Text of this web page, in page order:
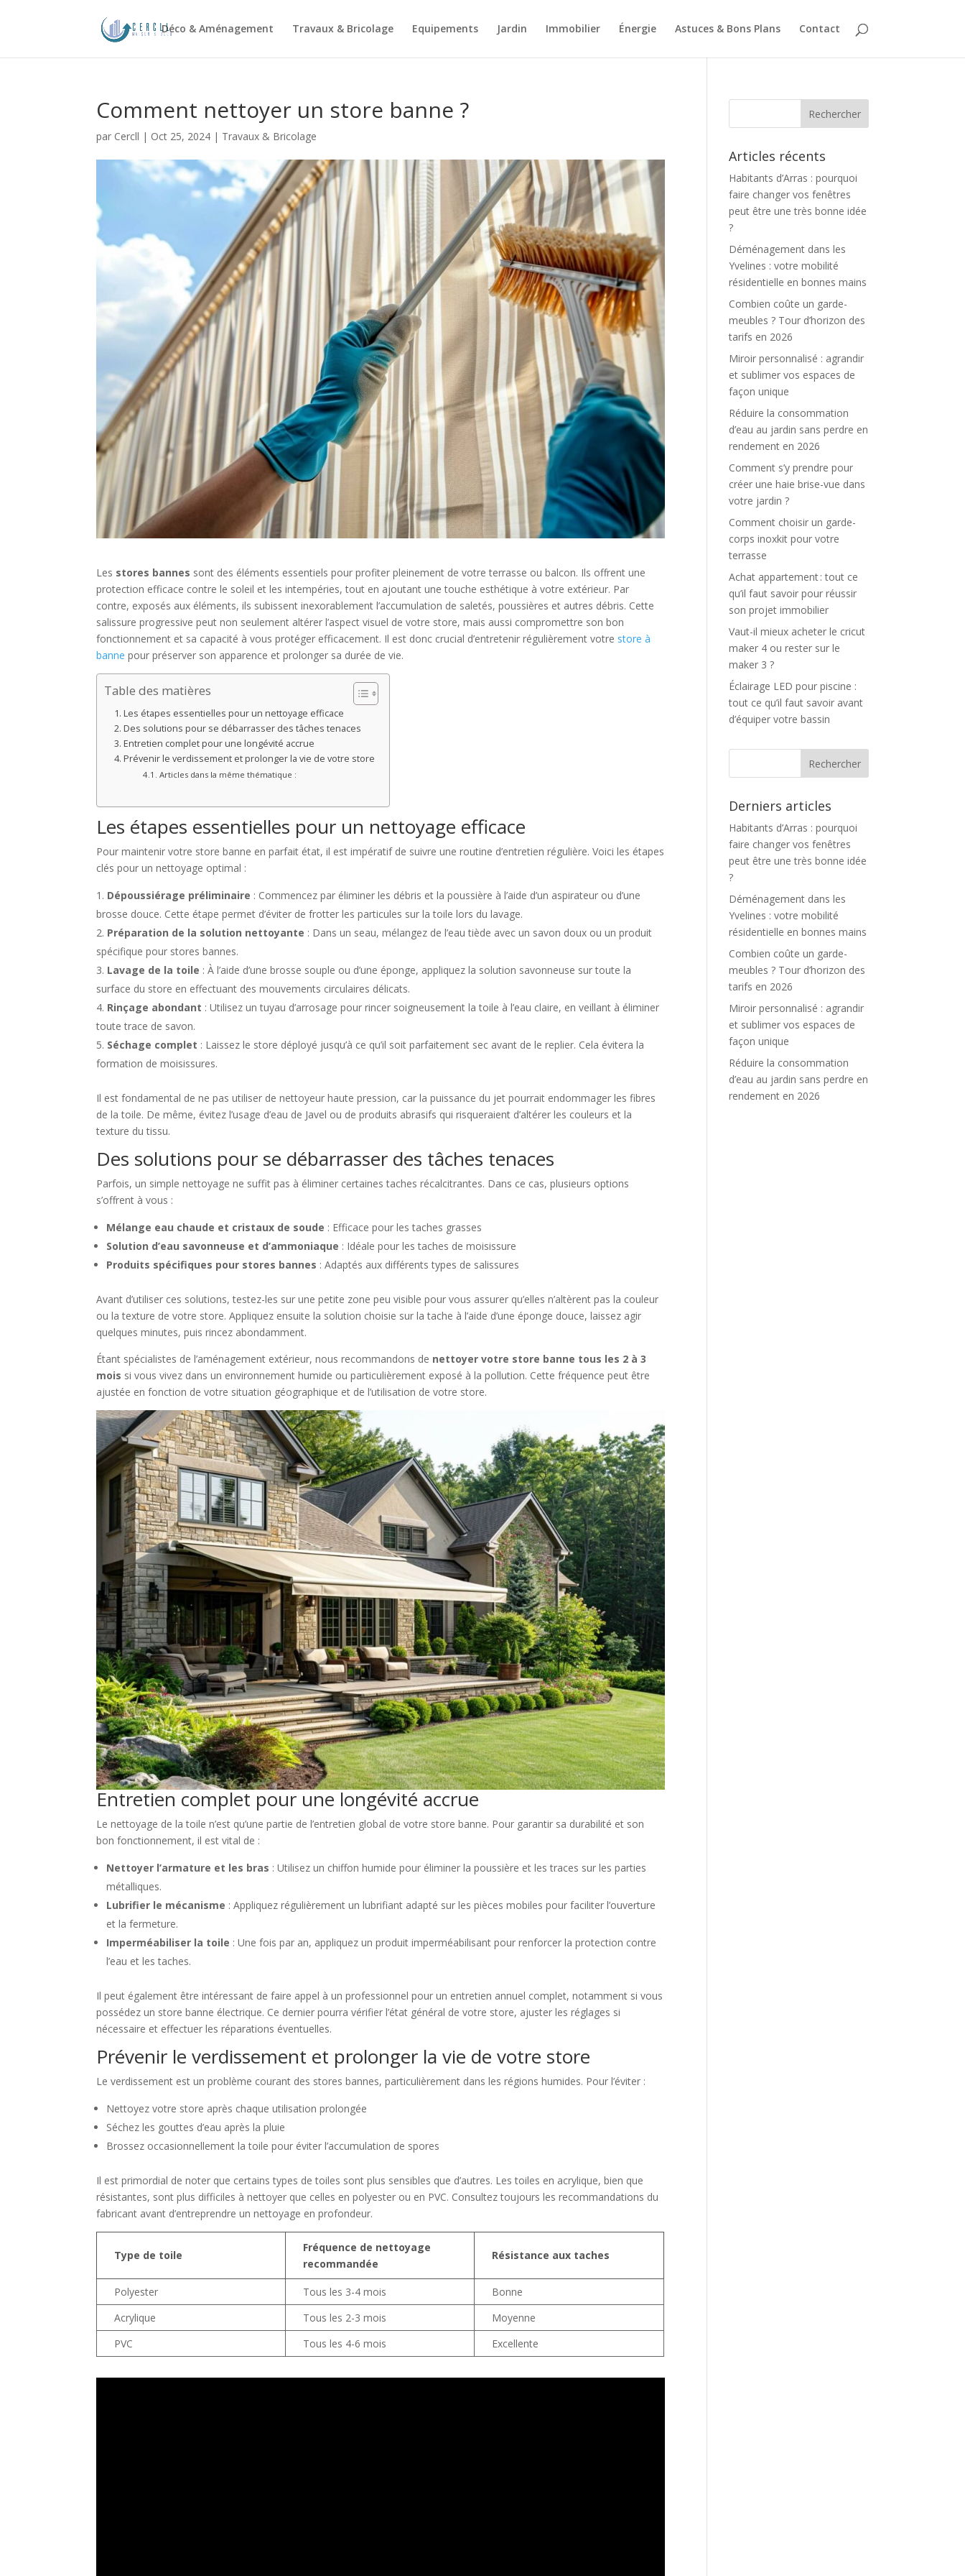
Déco & Aménagement Travaux & Bricolage Equipements Jardin Immobilier Énergie Astuces & Bons Plans Contact
Comment nettoyer un store banne ?
par Cercll | Oct 25, 2024 | Travaux & Bricolage
Les stores bannes sont des éléments essentiels pour profiter pleinement de votre terrasse ou balcon. Ils offrent une
protection efficace contre le soleil et les intempéries, tout en ajoutant une touche esthétique à votre extérieur. Par
contre, exposés aux éléments, ils subissent inexorablement l’accumulation de saletés, poussières et autres débris. Cette
salissure progressive peut non seulement altérer l’aspect visuel de votre store, mais aussi compromettre son bon
fonctionnement et sa capacité à vous protéger efficacement. Il est donc crucial d’entretenir régulièrement votre store à
banne pour préserver son apparence et prolonger sa durée de vie.
Table des matières
Les étapes essentielles pour un nettoyage efficace
Des solutions pour se débarrasser des tâches tenaces
Entretien complet pour une longévité accrue
Prévenir le verdissement et prolonger la vie de votre store
Articles dans la même thématique :
Les étapes essentielles pour un nettoyage efficace
Pour maintenir votre store banne en parfait état, il est impératif de suivre une routine d’entretien régulière. Voici les étapes
clés pour un nettoyage optimal :
Dépoussiérage préliminaire : Commencez par éliminer les débris et la poussière à l’aide d’un aspirateur ou d’une
brosse douce. Cette étape permet d’éviter de frotter les particules sur la toile lors du lavage.
Préparation de la solution nettoyante : Dans un seau, mélangez de l’eau tiède avec un savon doux ou un produit
spécifique pour stores bannes.
Lavage de la toile : À l’aide d’une brosse souple ou d’une éponge, appliquez la solution savonneuse sur toute la
surface du store en effectuant des mouvements circulaires délicats.
Rinçage abondant : Utilisez un tuyau d’arrosage pour rincer soigneusement la toile à l’eau claire, en veillant à éliminer
toute trace de savon.
Séchage complet : Laissez le store déployé jusqu’à ce qu’il soit parfaitement sec avant de le replier. Cela évitera la
formation de moisissures.
Il est fondamental de ne pas utiliser de nettoyeur haute pression, car la puissance du jet pourrait endommager les fibres
de la toile. De même, évitez l’usage d’eau de Javel ou de produits abrasifs qui risqueraient d’altérer les couleurs et la
texture du tissu.
Des solutions pour se débarrasser des tâches tenaces
Parfois, un simple nettoyage ne suffit pas à éliminer certaines taches récalcitrantes. Dans ce cas, plusieurs options
s’offrent à vous :
Mélange eau chaude et cristaux de soude : Efficace pour les taches grasses
Solution d’eau savonneuse et d’ammoniaque : Idéale pour les taches de moisissure
Produits spécifiques pour stores bannes : Adaptés aux différents types de salissures
Avant d’utiliser ces solutions, testez-les sur une petite zone peu visible pour vous assurer qu’elles n’altèrent pas la couleur
ou la texture de votre store. Appliquez ensuite la solution choisie sur la tache à l’aide d’une éponge douce, laissez agir
quelques minutes, puis rincez abondamment.
Étant spécialistes de l’aménagement extérieur, nous recommandons de nettoyer votre store banne tous les 2 à 3
mois si vous vivez dans un environnement humide ou particulièrement exposé à la pollution. Cette fréquence peut être
ajustée en fonction de votre situation géographique et de l’utilisation de votre store.
Entretien complet pour une longévité accrue
Le nettoyage de la toile n’est qu’une partie de l’entretien global de votre store banne. Pour garantir sa durabilité et son
bon fonctionnement, il est vital de :
Nettoyer l’armature et les bras : Utilisez un chiffon humide pour éliminer la poussière et les traces sur les parties
métalliques.
Lubrifier le mécanisme : Appliquez régulièrement un lubrifiant adapté sur les pièces mobiles pour faciliter l’ouverture
et la fermeture.
Imperméabiliser la toile : Une fois par an, appliquez un produit imperméabilisant pour renforcer la protection contre
l’eau et les taches.
Il peut également être intéressant de faire appel à un professionnel pour un entretien annuel complet, notamment si vous
possédez un store banne électrique. Ce dernier pourra vérifier l’état général de votre store, ajuster les réglages si
nécessaire et effectuer les réparations éventuelles.
Prévenir le verdissement et prolonger la vie de votre store
Le verdissement est un problème courant des stores bannes, particulièrement dans les régions humides. Pour l’éviter :
Nettoyez votre store après chaque utilisation prolongée
Séchez les gouttes d’eau après la pluie
Brossez occasionnellement la toile pour éviter l’accumulation de spores
Il est primordial de noter que certains types de toiles sont plus sensibles que d’autres. Les toiles en acrylique, bien que
résistantes, sont plus difficiles à nettoyer que celles en polyester ou en PVC. Consultez toujours les recommandations du
fabricant avant d’entreprendre un nettoyage en profondeur.
Type de toile
Fréquence de nettoyage
recommandée
Résistance aux taches
Polyester Tous les 3-4 mois
Bonne
Acrylique
Tous les 2-3 mois
Moyenne
PVC
Tous les 4-6 mois Excellente
Articles récents
Habitants d’Arras : pourquoi
faire changer vos fenêtres
peut être une très bonne idée
?
Déménagement dans les
Yvelines : votre mobilité
résidentielle en bonnes mains
Combien coûte un garde-
meubles ? Tour d’horizon des
tarifs en 2026
Miroir personnalisé : agrandir
et sublimer vos espaces de
façon unique
Réduire la consommation
d’eau au jardin sans perdre en
rendement en 2026
Comment s’y prendre pour
créer une haie brise-vue dans
votre jardin ?
Comment choisir un garde-
corps inoxkit pour votre
terrasse
Achat appartement : tout ce
qu’il faut savoir pour réussir
son projet immobilier
Vaut-il mieux acheter le cricut
maker 4 ou rester sur le
maker 3 ?
Éclairage LED pour piscine :
tout ce qu’il faut savoir avant
d’équiper votre bassin
Derniers articles
Habitants d’Arras : pourquoi
faire changer vos fenêtres
peut être une très bonne idée
?
Déménagement dans les
Yvelines : votre mobilité
résidentielle en bonnes mains
Combien coûte un garde-
meubles ? Tour d’horizon des
tarifs en 2026
Miroir personnalisé : agrandir
et sublimer vos espaces de
façon unique
Réduire la consommation
d’eau au jardin sans perdre en
rendement en 2026